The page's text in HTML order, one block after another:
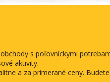
s poľovníckymi
aktivity.
a za primerané ceny.